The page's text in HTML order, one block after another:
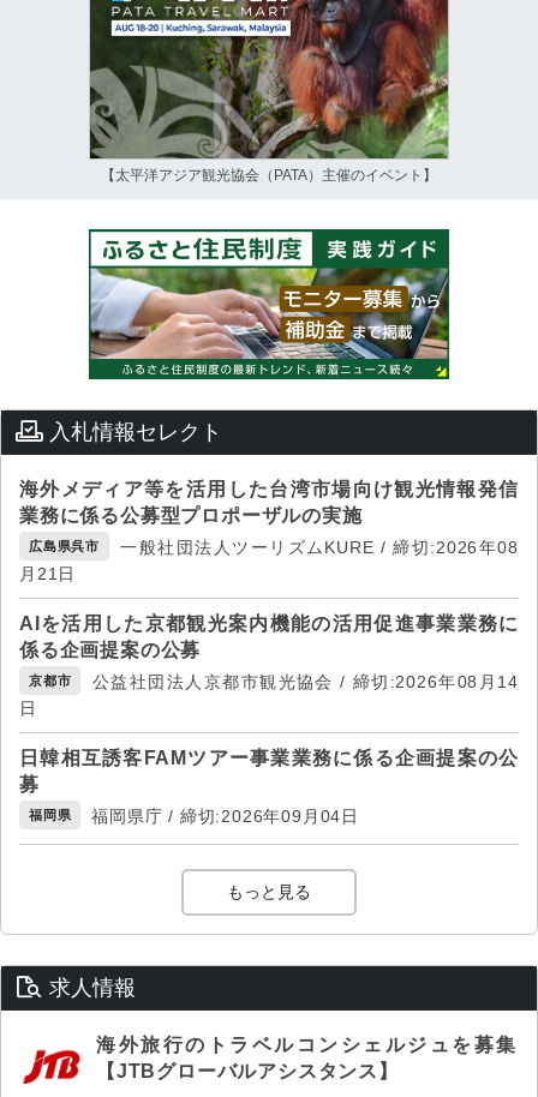
【太平洋アジア観光協会（PATA）主催のイベント】
入札情報セレクト
海外メディア等を活用した台湾市場向け観光情報発信
業務に係る公募型プロポーザルの実施
広島県呉市
一般社団法人ツーリズムKURE / 締切:2026年08
月21日
AIを活用した京都観光案内機能の活用促進事業業務に
係る企画提案の公募
京都市
公益社団法人京都市観光協会 / 締切:2026年08月14
日
日韓相互誘客FAMツアー事業業務に係る企画提案の公
募
福岡県 福岡県庁 / 締切:2026年09月04日
もっと見る
求人情報
海外旅行のトラベルコンシェルジュを募集
【JTBグローバルアシスタンス】